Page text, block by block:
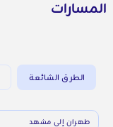
المسارات
الطرق الشائعة
طهران إلى مشهد